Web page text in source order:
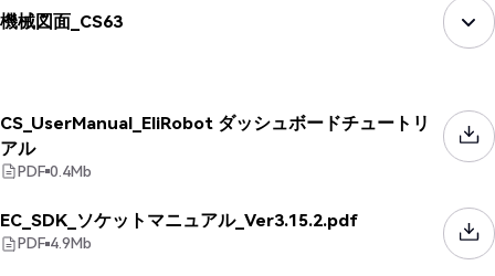
機械図面_CS63
CS_UserManual_EliRobot ダッシュボードチュートリ
アル
PDF 0.4Mb
EC_SDK_ソケットマニュアル_Ver3.15.2.pdf
PDF 4.9Mb